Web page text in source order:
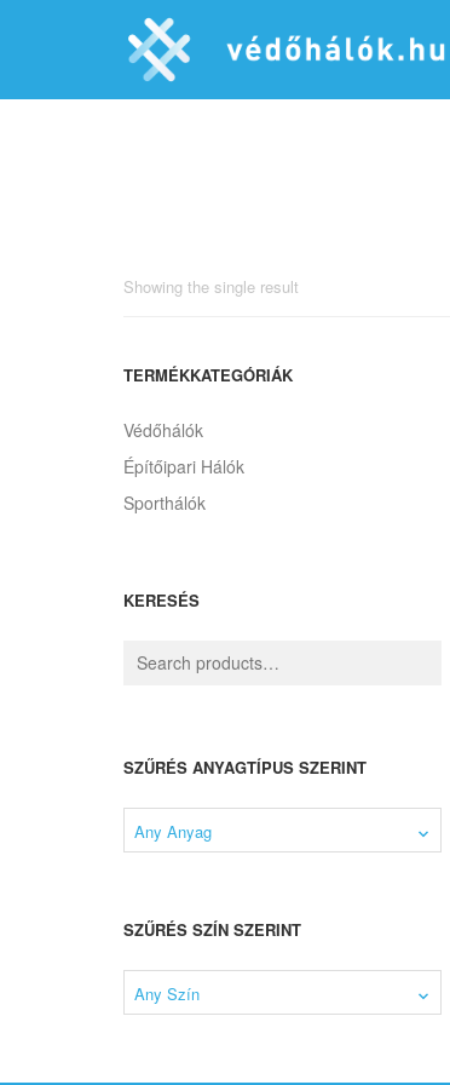
Showing the single result
TERMÉKKATEGÓRIÁK
Védőhálók
Építőipari Hálók
Sporthálók
KERESÉS
SZŰRÉS ANYAGTÍPUS SZERINT
Any Anyag
SZŰRÉS SZÍN SZERINT
Any Szín